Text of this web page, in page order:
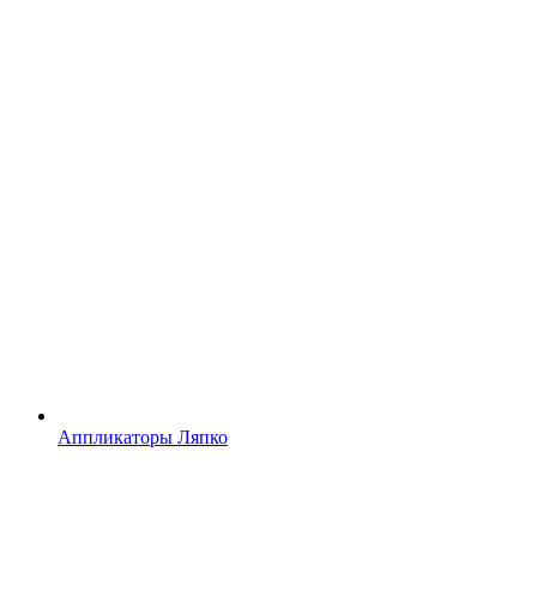
Аппликаторы Ляпко